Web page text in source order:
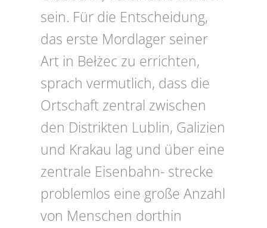
sein. Für die Entscheidung,
das erste Mordlager seiner
Art in Bełżec zu errichten,
sprach vermutlich, dass die
Ortschaft zentral zwischen
den Distrikten Lublin, Galizien
und Krakau lag und über eine
zentrale Eisenbahn- strecke
problemlos eine große Anzahl
von Menschen dorthin